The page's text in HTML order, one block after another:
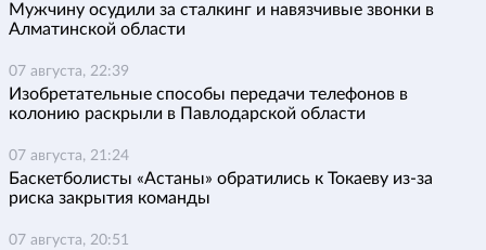
Мужчину осудили за сталкинг и навязчивые звонки в
Алматинской области
07 августа, 22:39
Изобретательные способы передачи телефонов в
колонию раскрыли в Павлодарской области
07 августа, 21:24
Баскетболисты «Астаны» обратились к Токаеву из-за
риска закрытия команды
07 августа, 20:51